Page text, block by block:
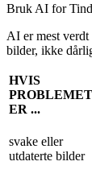
Bruk AI for
AI er mest
bilder, ikke
HVIS
PROBLEMET
ER ...
svake eller
utdaterte bilder